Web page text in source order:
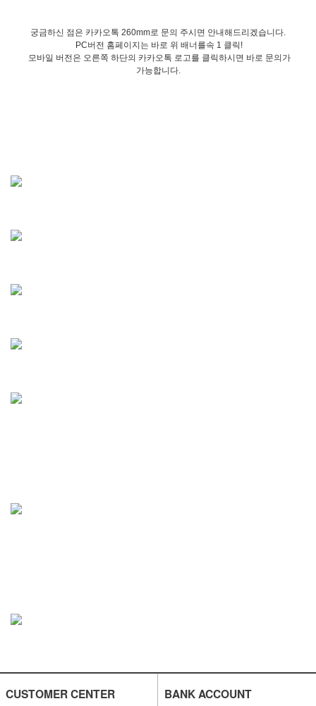
궁금하신 점은 카카오톡 260mm로 문의 주시면 안내해드리겠습니다.
PC버전 홈페이지는 바로 위 배너를속 1 클릭!
모바일 버전은 오른쪽 하단의 카카오톡 로고를 클릭하시면 바로 문의가
가능합니다.
CUSTOMER CENTER BANK ACCOUNT